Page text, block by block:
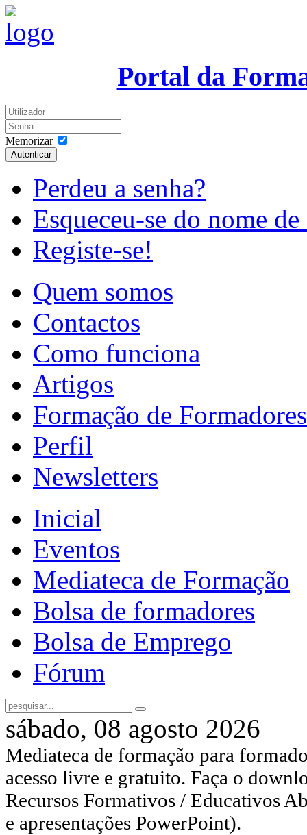
Portal da
Memorizar
Autenticar
Perdeu a senha?
Esqueceu-se do nome
Registe-se!
Quem somos
Contactos
Como funciona
Artigos
Formação de Formadores
Perfil
Newsletters
Inicial
Eventos
Mediateca de Formação
Bolsa de formadores
Bolsa de Emprego
Fórum
sábado, 08 agosto 2026
Mediateca de formação para
acesso livre e gratuito. Faça o
Recursos Formativos / Educativos
e apresentações PowerPoint).